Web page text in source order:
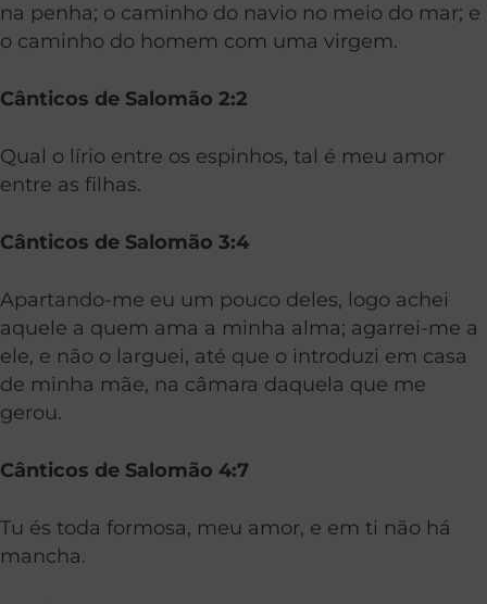
na penha; o caminho do navio no meio do mar; e
o caminho do homem com uma virgem.
Cânticos de Salomão 2:2
Qual o lírio entre os espinhos, tal é meu amor
entre as filhas.
Cânticos de Salomão 3:4
Apartando-me eu um pouco deles, logo achei
aquele a quem ama a minha alma; agarrei-me a
ele, e não o larguei, até que o introduzi em casa
de minha mãe, na câmara daquela que me
gerou.
Cânticos de Salomão 4:7
Tu és toda formosa, meu amor, e em ti não há
mancha.